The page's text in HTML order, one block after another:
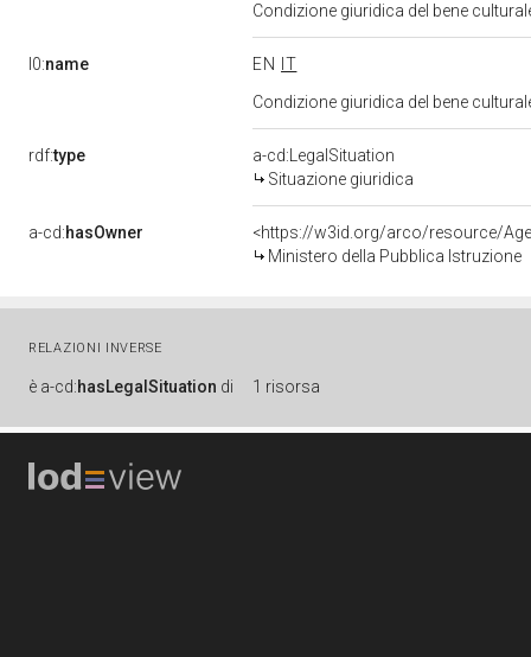
Condizione giuridica del bene
l0:name EN
IT
Condizione giuridica del bene
rdf:type
a-cd:LegalSituation
Situazione giuridica
a-cd:hasOwner
<https://w3id.org/arco/resource/
Ministero della Pubblica Istruzione
RELAZIONI INVERSE
è a-cd:hasLegalSituation di 1 risorsa